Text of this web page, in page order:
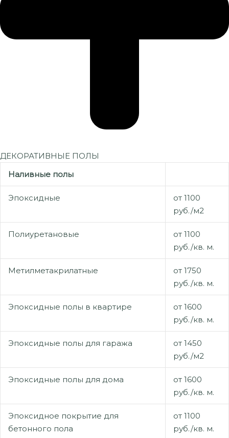
ДЕКОРАТИВНЫЕ ПОЛЫ
Наливные полы
Эпоксидные
от 1100
руб./м2
Полиуретановые
от 1100
руб./кв. м.
Метилметакрилатные
от 1750
руб./кв. м.
Эпоксидные полы в квартире
от 1600
руб./кв. м.
Эпоксидные полы для гаража
от 1450
руб./м2
Эпоксидные полы для дома
от 1600
руб./кв. м.
Эпоксидное покрытие для
бетонного пола
от 1100
руб./кв. м.